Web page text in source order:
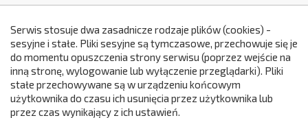
Serwis stosuje dwa zasadnicze rodzaje plików (cookies) -
sesyjne i stałe. Pliki sesyjne są tymczasowe, przechowuje się je
do momentu opuszczenia strony serwisu (poprzez wejście na
inną stronę, wylogowanie lub wyłączenie przeglądarki). Pliki
stałe przechowywane są w urządzeniu końcowym
użytkownika do czasu ich usunięcia przez użytkownika lub
przez czas wynikający z ich ustawień.